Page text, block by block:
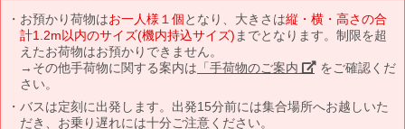
お預かり荷物はお一人様１個となり、大きさは縦・横・高さの合
計1.2m以内のサイズ(機内持込サイズ) までとなります。制限を超
えたお荷物はお預かりできません。
→その他手荷物に関する案内は 「手荷物のご案内」 をご確認くだ
さい。
バスは定刻に出発します。出発15分前には集合場所へお越しいた
だき、お乗り遅れには十分ご注意ください。